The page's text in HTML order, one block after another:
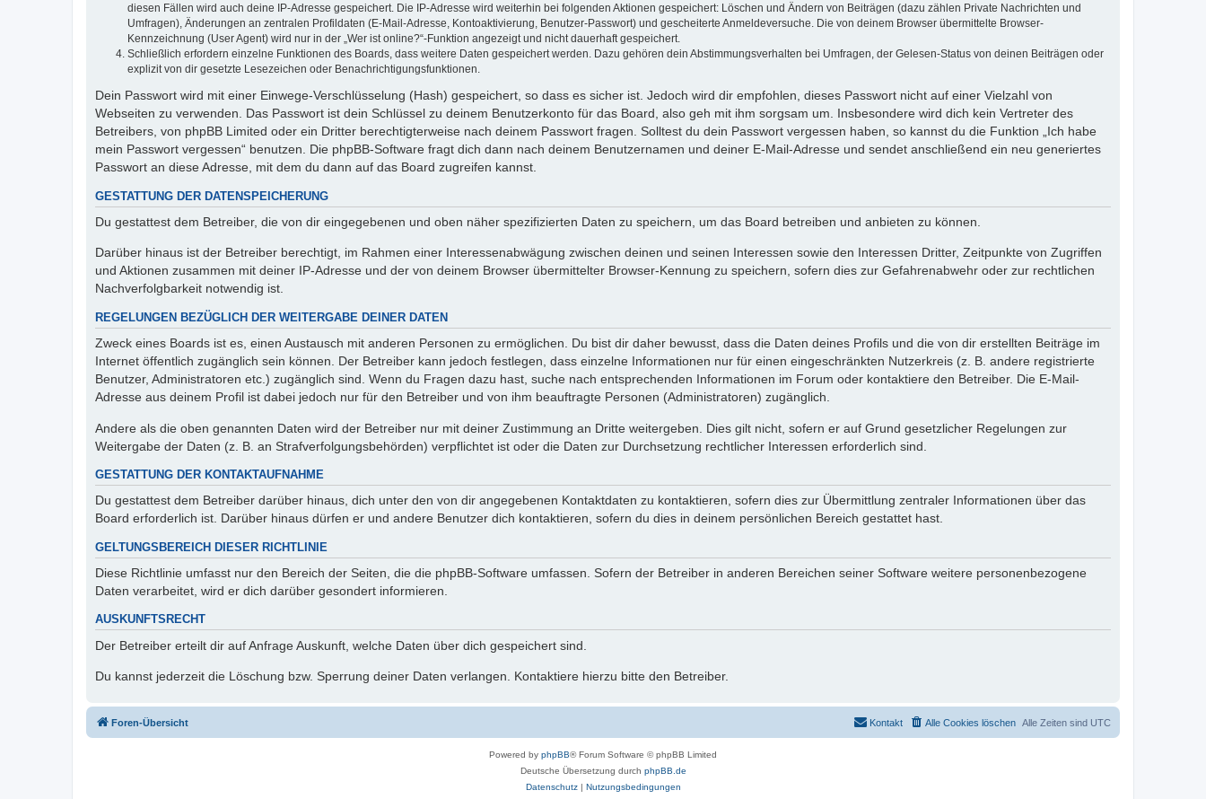
diesen Fällen wird auch deine IP-Adresse gespeichert. Die IP-Adresse wird weiterhin bei folgenden Aktionen gespeichert: Löschen und Ändern von Beiträgen (dazu zählen Private Nachrichten und
Umfragen), Änderungen an zentralen Profildaten (E-Mail-Adresse, Kontoaktivierung, Benutzer-Passwort) und gescheiterte Anmeldeversuche. Die von deinem Browser übermittelte Browser-
Kennzeichnung (User Agent) wird nur in der „Wer ist online?“-Funktion angezeigt und nicht dauerhaft gespeichert.
Schließlich erfordern einzelne Funktionen des Boards, dass weitere Daten gespeichert werden. Dazu gehören dein Abstimmungsverhalten bei Umfragen, der Gelesen-Status von deinen Beiträgen oder
explizit von dir gesetzte Lesezeichen oder Benachrichtigungsfunktionen.
Dein Passwort wird mit einer Einwege-Verschlüsselung (Hash) gespeichert, so dass es sicher ist. Jedoch wird dir empfohlen, dieses Passwort nicht auf einer Vielzahl von
Webseiten zu verwenden. Das Passwort ist dein Schlüssel zu deinem Benutzerkonto für das Board, also geh mit ihm sorgsam um. Insbesondere wird dich kein Vertreter des
Betreibers, von phpBB Limited oder ein Dritter berechtigterweise nach deinem Passwort fragen. Solltest du dein Passwort vergessen haben, so kannst du die Funktion „Ich habe
mein Passwort vergessen“ benutzen. Die phpBB-Software fragt dich dann nach deinem Benutzernamen und deiner E-Mail-Adresse und sendet anschließend ein neu generiertes
Passwort an diese Adresse, mit dem du dann auf das Board zugreifen kannst.
GESTATTUNG DER DATENSPEICHERUNG
Du gestattest dem Betreiber, die von dir eingegebenen und oben näher spezifizierten Daten zu speichern, um das Board betreiben und anbieten zu können.
Darüber hinaus ist der Betreiber berechtigt, im Rahmen einer Interessenabwägung zwischen deinen und seinen Interessen sowie den Interessen Dritter, Zeitpunkte von Zugriffen
und Aktionen zusammen mit deiner IP-Adresse und der von deinem Browser übermittelter Browser-Kennung zu speichern, sofern dies zur Gefahrenabwehr oder zur rechtlichen
Nachverfolgbarkeit notwendig ist.
REGELUNGEN BEZÜGLICH DER WEITERGABE DEINER DATEN
Zweck eines Boards ist es, einen Austausch mit anderen Personen zu ermöglichen. Du bist dir daher bewusst, dass die Daten deines Profils und die von dir erstellten Beiträge im
Internet öffentlich zugänglich sein können. Der Betreiber kann jedoch festlegen, dass einzelne Informationen nur für einen eingeschränkten Nutzerkreis (z. B. andere registrierte
Benutzer, Administratoren etc.) zugänglich sind. Wenn du Fragen dazu hast, suche nach entsprechenden Informationen im Forum oder kontaktiere den Betreiber. Die E-Mail-
Adresse aus deinem Profil ist dabei jedoch nur für den Betreiber und von ihm beauftragte Personen (Administratoren) zugänglich.
Andere als die oben genannten Daten wird der Betreiber nur mit deiner Zustimmung an Dritte weitergeben. Dies gilt nicht, sofern er auf Grund gesetzlicher Regelungen zur
Weitergabe der Daten (z. B. an Strafverfolgungsbehörden) verpflichtet ist oder die Daten zur Durchsetzung rechtlicher Interessen erforderlich sind.
GESTATTUNG DER KONTAKTAUFNAHME
Du gestattest dem Betreiber darüber hinaus, dich unter den von dir angegebenen Kontaktdaten zu kontaktieren, sofern dies zur Übermittlung zentraler Informationen über das
Board erforderlich ist. Darüber hinaus dürfen er und andere Benutzer dich kontaktieren, sofern du dies in deinem persönlichen Bereich gestattet hast.
GELTUNGSBEREICH DIESER RICHTLINIE
Diese Richtlinie umfasst nur den Bereich der Seiten, die die phpBB-Software umfassen. Sofern der Betreiber in anderen Bereichen seiner Software weitere personenbezogene
Daten verarbeitet, wird er dich darüber gesondert informieren.
AUSKUNFTSRECHT
Der Betreiber erteilt dir auf Anfrage Auskunft, welche Daten über dich gespeichert sind.
Du kannst jederzeit die Löschung bzw. Sperrung deiner Daten verlangen. Kontaktiere hierzu bitte den Betreiber.
Foren-Übersicht Alle Zeiten sind UTC
Alle Cookies löschen
Kontakt
Powered by phpBB® Forum Software © phpBB Limited
Deutsche Übersetzung durch phpBB.de
Datenschutz| Nutzungsbedingungen